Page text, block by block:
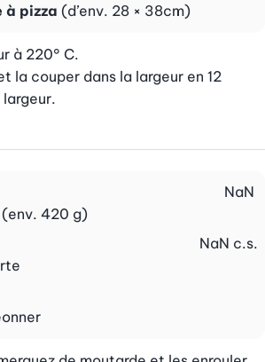
à pizza (d’env. 28 × 38cm)
à 220° C.
la couper dans la largeur en 12
(env. 420 g)
NaN
NaN c.s.